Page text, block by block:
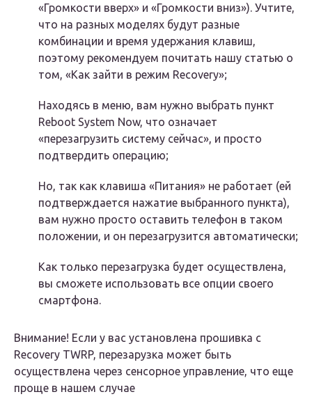
«Громкости вверх» и «Громкости вниз»). Учтите,
что на разных моделях будут разные
комбинации и время удержания клавиш,
поэтому рекомендуем почитать нашу статью о
том, «Как зайти в режим Recovery»;
Находясь в меню, вам нужно выбрать пункт
Reboot System Now, что означает
«перезагрузить систему сейчас», и просто
подтвердить операцию;
Но, так как клавиша «Питания» не работает (ей
подтверждается нажатие выбранного пункта),
вам нужно просто оставить телефон в таком
положении, и он перезагрузится автоматически;
Как только перезагрузка будет осуществлена,
вы сможете использовать все опции своего
смартфона.
Внимание! Если у вас установлена прошивка с
Recovery TWRP, перезарузка может быть
осуществлена через сенсорное управление, что еще
проще в нашем случае